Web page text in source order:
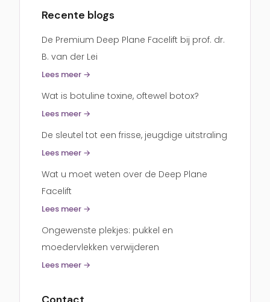
Recente blogs
De Premium Deep Plane Facelift bij prof. dr.
B. van der Lei
Lees meer →
Wat is botuline toxine, oftewel botox?
Lees meer →
De sleutel tot een frisse, jeugdige uitstraling
Lees meer →
Wat u moet weten over de Deep Plane
Facelift
Lees meer →
Ongewenste plekjes: pukkel en
moedervlekken verwijderen
Lees meer →